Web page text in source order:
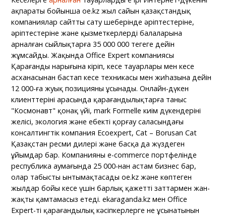
ақпараты бойынша oe.kz жыл сайын қазақстандық
компаниялар сайтты сату шеңберінде әріптестеріне,
әріптестеріне және қызметкерлердің балаларына
арналған сыйлықтарға 35 000 000 теңгеге дейін
жұмсайды. Жақында Office Expert компаниясы
Қарағанды нарығына кіріп, кеңсе тауарлары мен кеңсе
асханасынан бастап кеңсе техникасы мен жиһазына дейін
12 000-ға жуық позицияны ұсынады. Онлайн-дүкен
клиенттерінің арасында қарағандылықтарға таныс
"Космонавт" қонақ үйі, mark Formelle киім дүкендерінің
желісі, экология және еңбекті қорғау саласындағы
консалтингтік компания Ecoexpert, Cat – Borusan Cat
Қазақстан ресми дилері және басқа да жүздеген
ұйымдар бар. Компанияның e-commerce портфелінде
республика аумағында 25 000-нан астам бизнес бар,
олар табысты ынтымақтасады oe.kz және көптеген
жылдар бойы кеңсе үшін барлық қажетті заттармен жан-
жақты қамтамасыз етеді. ekaraganda.kz мен Office
Expert-тің қарағандылық кәсіпкерлерге не ұсынатынын